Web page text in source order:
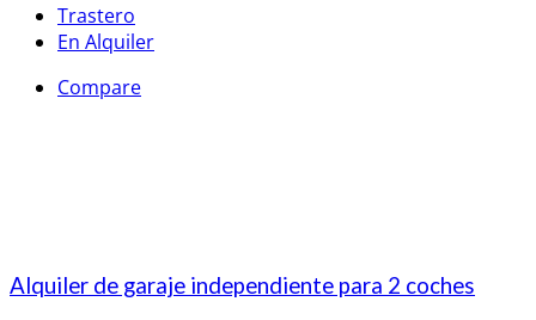
Trastero
En Alquiler
Compare
Alquiler de garaje independiente para 2 coches